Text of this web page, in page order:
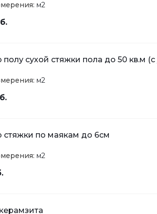
м2
полу сухой стяжки пола до 50 кв.м
м2
стяжки по маякам до 6см
м2